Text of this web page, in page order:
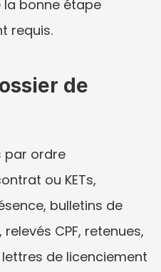
bonne étape
requis.
de
par ordre
ou KETs,
bulletins de
CPF, retenues,
de licenciement